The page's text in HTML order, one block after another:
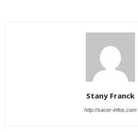
Stany Franck
http://sacer-infos.com